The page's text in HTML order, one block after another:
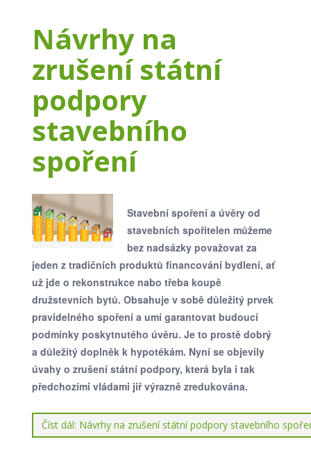
Návrhy na
zrušení státní
podpory
stavebního
spoření
Stavební spoření a úvěry od
stavebních spořitelen můžeme
bez nadsázky považovat za
jeden z tradičních produktů financování bydlení, ať
už jde o rekonstrukce nabo třeba koupě
družstevních bytů. Obsahuje v sobě důležitý prvek
pravidelného spoření a umí garantovat budoucí
podmínky poskytnutého úvěru. Je to prostě dobrý
a důležitý doplněk k hypotékám. Nyní se objevily
úvahy o zrušení státní podpory, která byla i tak
předchozími vládami jiř výrazně zredukována.
Číst dál: Návrhy na zrušení státní podpory stavebního